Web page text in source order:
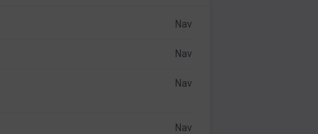
Nav
Nav
Nav
Nav